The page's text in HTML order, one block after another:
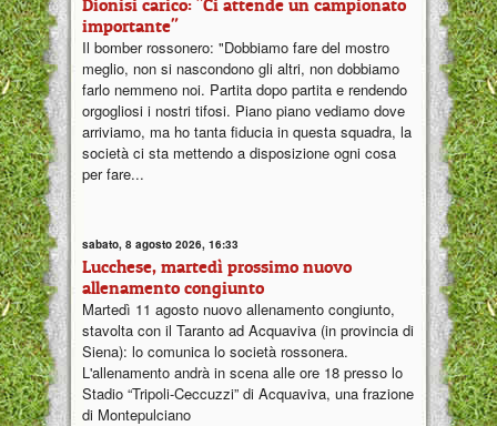
Dionisi carico: "Ci attende un campionato
importante"
Il bomber rossonero: "Dobbiamo fare del mostro
meglio, non si nascondono gli altri, non dobbiamo
farlo nemmeno noi. Partita dopo partita e rendendo
orgogliosi i nostri tifosi. Piano piano vediamo dove
arriviamo, ma ho tanta fiducia in questa squadra, la
società ci sta mettendo a disposizione ogni cosa
per fare...
sabato, 8 agosto 2026, 16:33
Lucchese, martedì prossimo nuovo
allenamento congiunto
Martedì 11 agosto nuovo allenamento congiunto,
stavolta con il Taranto ad Acquaviva (in provincia di
Siena): lo comunica lo società rossonera.
L'allenamento andrà in scena alle ore 18 presso lo
Stadio “Tripoli-Ceccuzzi” di Acquaviva, una frazione
di Montepulciano